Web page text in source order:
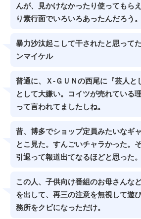
んが、見かけなかったり使ってもら
り素行面でいろいろあったんだろう。
暴力沙汰起こして干されたと思って
ンマイケル
普通に、Ｘ-ＧＵＮの西尾に『芸人と
として大嫌い。コイツが売れている
って言われてましたしね。
昔、博多でショップ定員みたいなギ
とこ見た。すんごいチャラかった。
引退って報道出てなるほどと思った。
この人、子供向け番組のお母さんな
を出して、再三の注意を無視して遊
務所をクビになっただけ。